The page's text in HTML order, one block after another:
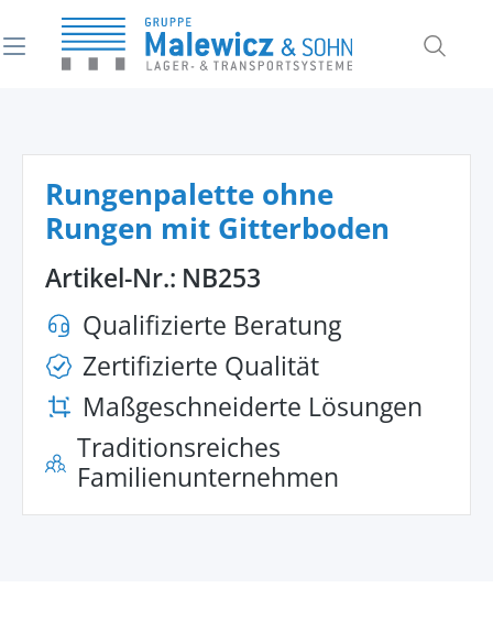
springen
Rungenpalette ohne
Rungen mit Gitterboden
Artikel-Nr.: NB253
Qualifizierte Beratung
Zertifizierte Qualität
Maßgeschneiderte Lösungen
Traditionsreiches
Familienunternehmen